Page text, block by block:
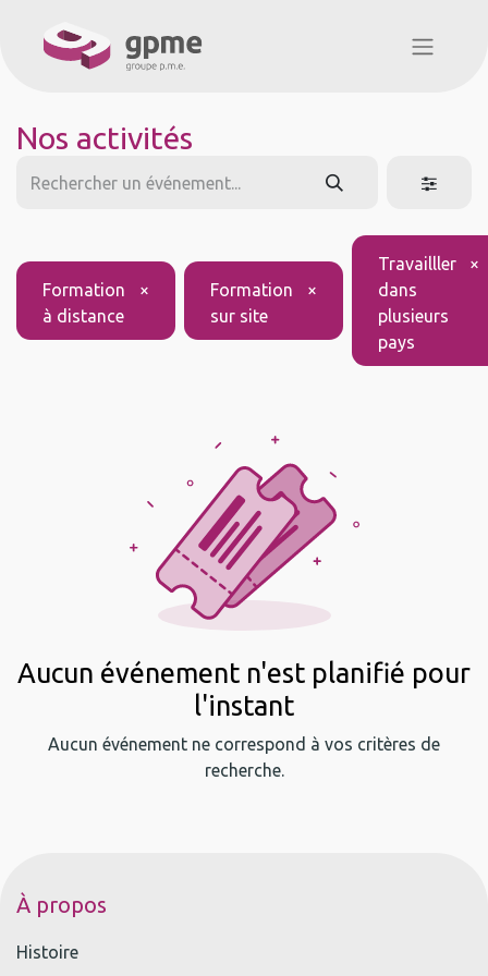
Nos activités
Formation
à distance
×
Formation
sur site
×
Travailller
dans
plusieurs
pays
×
Aucun événement n'est planifié pour
l'instant
Aucun événement ne correspond à vos critères de
recherche.
À propos
Histoire